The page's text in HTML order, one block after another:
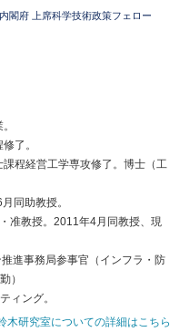
閣府 上席科学技術政策フェロー
了。
程経営工学専攻修了。博士（工
同助教授。
准教授。2011年4月同教授、現
進事務局参事官（インフラ・防
）
ィング。
木研究室についての詳細はこちら